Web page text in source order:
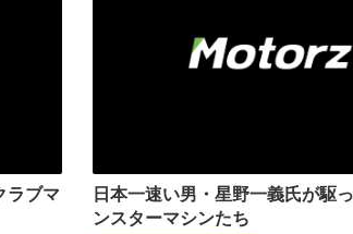
ラブマ
日本一速い男・星野一義氏が駆
ンスターマシンたち